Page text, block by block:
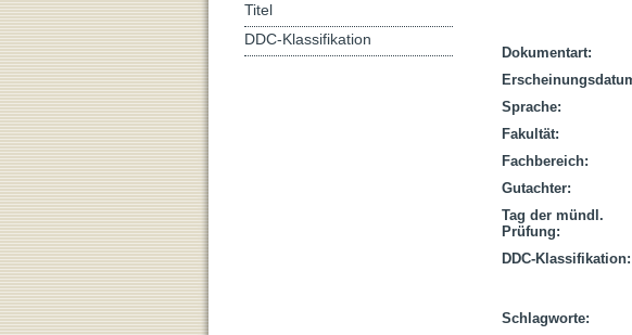
Dokumentart:
Sprache:
Fakultät:
Fachbereich:
Gutachter:
Tag der mündl.
Prüfung:
DDC-Klassifikation:
Schlagworte:
Titel
DDC-Klassifikation